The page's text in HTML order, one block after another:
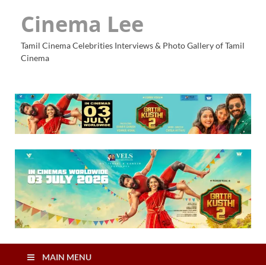
Cinema Lee
Tamil Cinema Celebrities Interviews & Photo Gallery of Tamil
Cinema
MAIN MENU